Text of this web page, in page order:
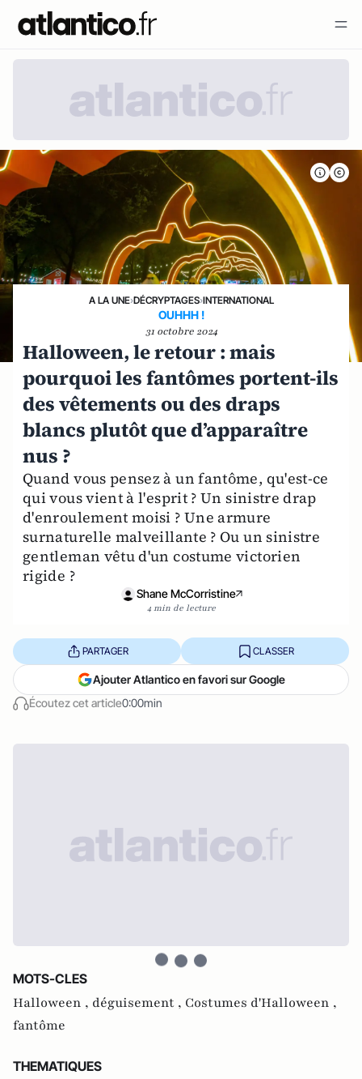
A LA UNE›DÉCRYPTAGES›INTERNATIONAL
OUHHH !
31 octobre 2024
Halloween, le retour : mais
pourquoi les fantômes portent-ils
des vêtements ou des draps
blancs plutôt que d’apparaître
nus ?
Quand vous pensez à un fantôme, qu'est-ce
qui vous vient à l'esprit ? Un sinistre drap
d'enroulement moisi ? Une armure
surnaturelle malveillante ? Ou un sinistre
gentleman vêtu d'un costume victorien
rigide ?
Shane McCorristine
4 min de lecture
Écoutez cet article0:00min
PARTAGER CLASSER
Ajouter Atlantico en favori sur Google
MOTS-CLES
Halloween , déguisement , Costumes d'Halloween ,
fantôme
THEMATIQUES